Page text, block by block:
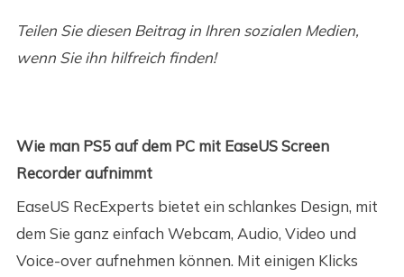
Teilen Sie diesen Beitrag in Ihren sozialen Medien,
wenn Sie ihn hilfreich finden!
Wie man PS5 auf dem PC mit EaseUS Screen
Recorder aufnimmt
EaseUS RecExperts bietet ein schlankes Design, mit
dem Sie ganz einfach Webcam, Audio, Video und
Voice-over aufnehmen können. Mit einigen Klicks